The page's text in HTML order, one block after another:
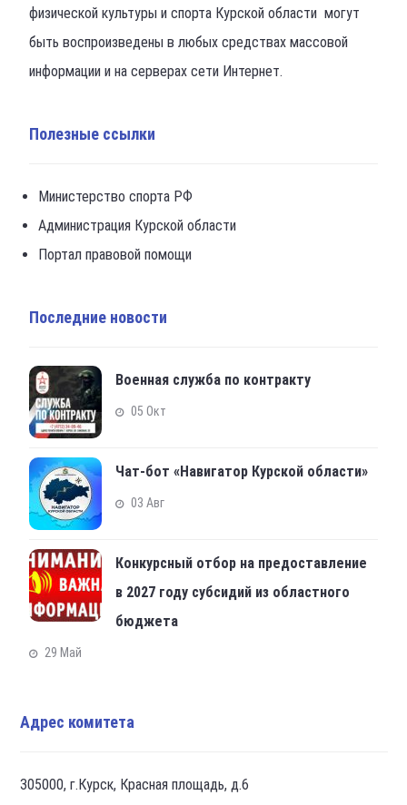
физической культуры и спорта Курской области могут
быть воспроизведены в любых средствах массовой
информации и на серверах сети Интернет.
Полезные ссылки
Министерство спорта РФ
Администрация Курской области
Портал правовой помощи
Последние новости
Военная служба по контракту
05 Окт
Чат-бот «Навигатор Курской области»
03 Авг
Конкурсный отбор на предоставление
в 2027 году субсидий из областного
бюджета
29 Май
Адрес комитета
305000, г.Курск, Красная площадь, д.6